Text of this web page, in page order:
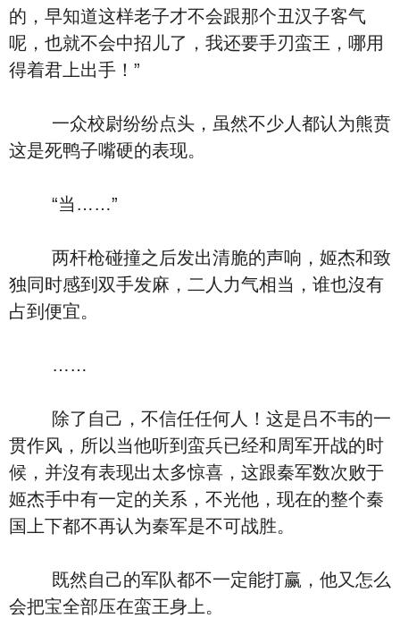
的，早知道这样老子才不会跟那个丑汉子客气
呢，也就不会中招儿了，我还要手刃蛮王，哪用
得着君上出手！”
一众校尉纷纷点头，虽然不少人都认为熊贲
这是死鸭子嘴硬的表现。
“当……”
两杆枪碰撞之后发出清脆的声响，姬杰和致
独同时感到双手发麻，二人力气相当，谁也沒有
占到便宜。
……
除了自己，不信任任何人！这是吕不韦的一
贯作风，所以当他听到蛮兵已经和周军开战的时
候，并沒有表现出太多惊喜，这跟秦军数次败于
姬杰手中有一定的关系，不光他，现在的整个秦
国上下都不再认为秦军是不可战胜。
既然自己的军队都不一定能打赢，他又怎么
会把宝全部压在蛮王身上。